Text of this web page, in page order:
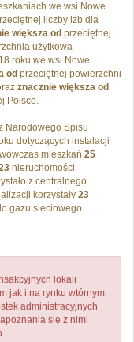
we wsi Nowe
liczby izb dla
większa od przeciętnej
użytkowa
roku we wsi Nowe
od przeciętnej powierzchni
znacznie większa od
Polsce.
Narodowego Spisu
dotyczących instalacji
mieszkań 25
nieruchomości
z centralnego
korzystały 23
gazu sieciowego.
lokali
jak i na rynku wtórnym.
administracyjnych
się z nimi